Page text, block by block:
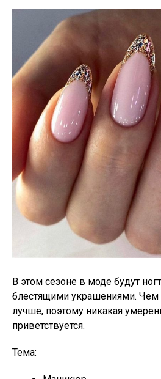
В этом сезоне в моде будут
блестящими украшениями. Чем
лучше, поэтому никакая
приветствуется.
Тема: